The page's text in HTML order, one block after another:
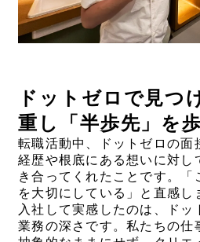
ドットゼロで見つ
重し「半歩先」を
転職活動中、ドットゼロの面
経歴や根底にある想いに対し
き合ってくれたことです。「
を大切にしている」と直感し
入社して実感したのは、ドッ
業務の深さです。私たちの仕